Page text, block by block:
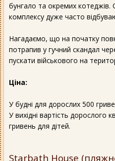
бунгало та окремих котеджів.
комплексу дуже часто
Нагадаємо, що на початку
потрапив у гучний скандал
пускати військового на
Ціна:
У будні для дорослих 500
У вихідні вартість дорослого
гривень для дітей.
Starbath House